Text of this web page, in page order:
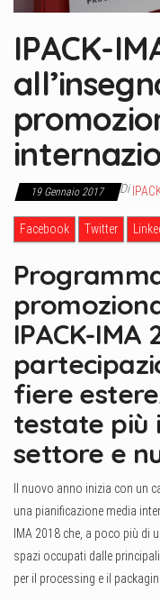
IPACK-
19 Gennaio 2017 Di
Facebook Twitter
IPACK-IMA
fiere
testate più
settore e
Il nuovo anno inizia con un
una pianificazione media
IMA 2018 che, a poco più di
spazi occupati dalle
per il processing e il